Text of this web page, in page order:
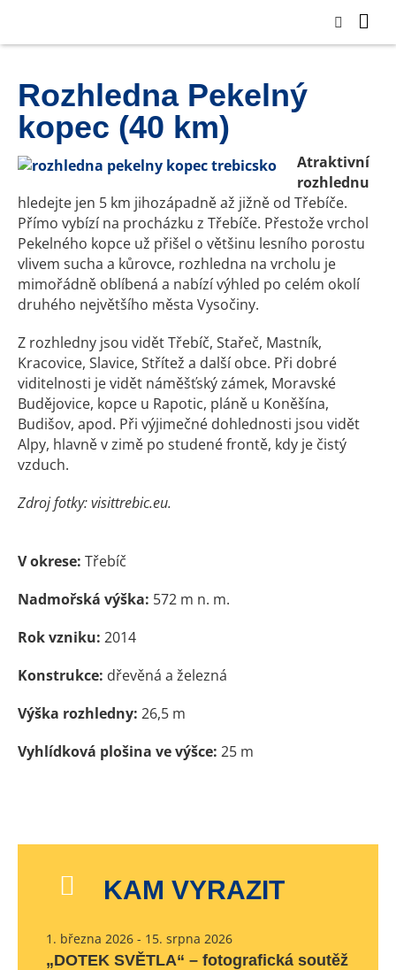
Rozhledna Pekelný
kopec (40 km)
Atraktivní
rozhlednu
hledejte jen 5 km jihozápadně až jižně od Třebíče.
Přímo vybízí na procházku z Třebíče. Přestože vrchol
Pekelného kopce už přišel o většinu lesního porostu
vlivem sucha a kůrovce, rozhledna na vrcholu je
mimořádně oblíbená a nabízí výhled po celém okolí
druhého největšího města Vysočiny.
Z rozhledny jsou vidět Třebíč, Stařeč, Mastník,
Kracovice, Slavice, Střítež a další obce. Při dobré
viditelnosti je vidět náměšťský zámek, Moravské
Budějovice, kopce u Rapotic, pláně u Koněšína,
Budišov, apod. Při výjimečné dohlednosti jsou vidět
Alpy, hlavně v zimě po studené frontě, kdy je čistý
vzduch.
Zdroj fotky: visittrebic.eu.
V okrese: Třebíč
Nadmořská výška: 572 m n. m.
Rok vzniku: 2014
Konstrukce: dřevěná a železná
Výška rozhledny: 26,5 m
Vyhlídková plošina ve výšce: 25 m
KAM VYRAZIT
1. března 2026 - 15. srpna 2026
„DOTEK SVĚTLA“ – fotografická soutěž